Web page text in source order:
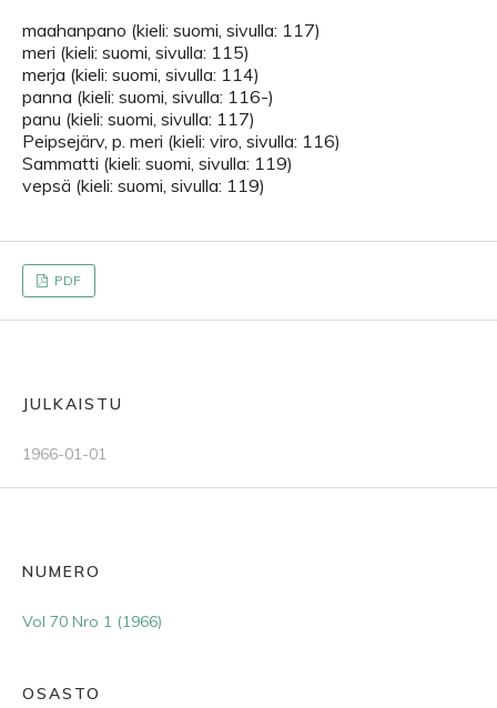
maahanpano (kieli: suomi, sivulla: 117)
meri (kieli: suomi, sivulla: 115)
merja (kieli: suomi, sivulla: 114)
panna (kieli: suomi, sivulla: 116-)
panu (kieli: suomi, sivulla: 117)
Peipsejärv, p. meri (kieli: viro, sivulla: 116)
Sammatti (kieli: suomi, sivulla: 119)
vepsä (kieli: suomi, sivulla: 119)
PDF
JULKAISTU
1966-01-01
NUMERO
Vol 70 Nro 1 (1966)
OSASTO